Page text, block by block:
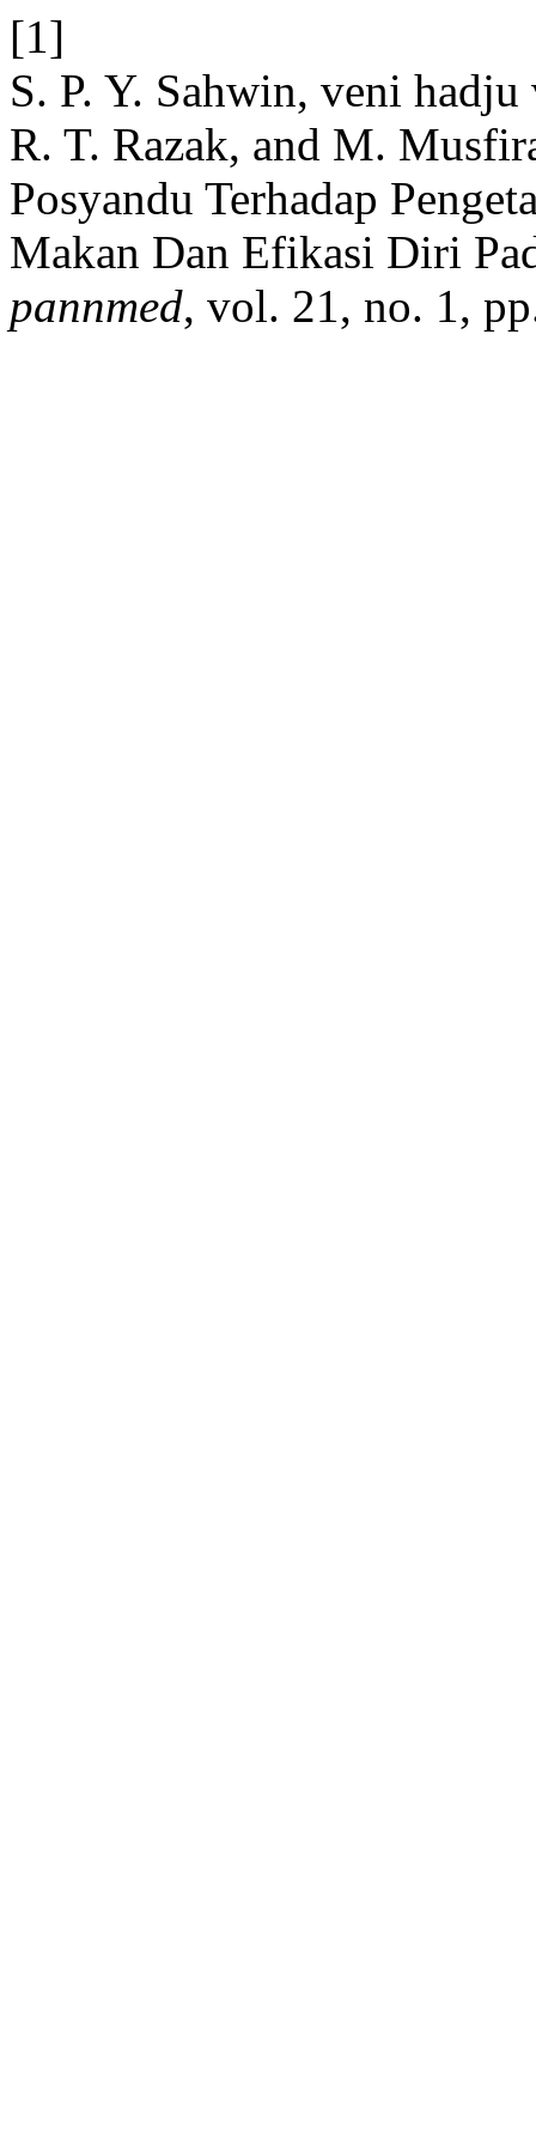
[1]
S. P. Y. Sahwin, veni
R. T. Razak, and M.
Posyandu Terhadap
Makan Dan Efikasi Diri
pannmed, vol. 21, no. 1,